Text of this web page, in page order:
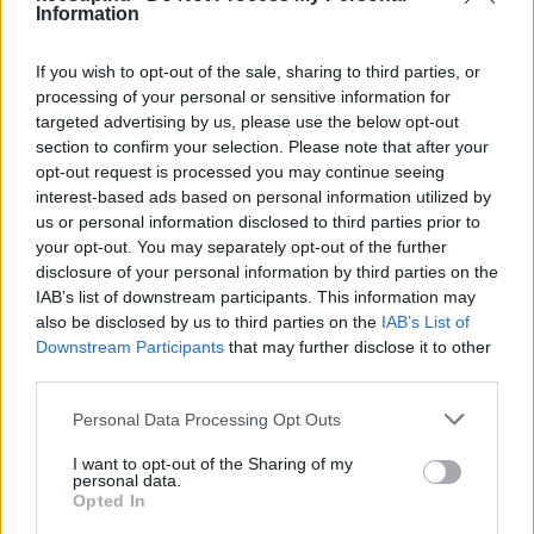
Information
If you wish to opt-out of the sale, sharing to third parties, or
processing of your personal or sensitive information for
targeted advertising by us, please use the below opt-out
section to confirm your selection. Please note that after your
opt-out request is processed you may continue seeing
interest-based ads based on personal information utilized by
us or personal information disclosed to third parties prior to
your opt-out. You may separately opt-out of the further
disclosure of your personal information by third parties on the
IAB’s list of downstream participants. This information may
also be disclosed by us to third parties on the IAB’s List of
Downstream Participants that may further disclose it to other
Please note that this website/app uses one or more Google
not limited to your visit or usage behaviour. You may click to
grant or deny consent to Google and its third-party tags to
use your data for below specified purposes in below Google
Personal Data Processing Opt Outs
I want to opt-out of the Sharing of my
personal data.
Opted In
„Arra vonatkozóan nincs és nem is lesz adat,
hogy az egyes jelöltek, jelölő szervezetek
pontosan hány darab ajánlást gyűjtöttek
vagy adtak le.”
A választási törvény szerint az országgyűlési
egyéni választókerületi választási irodák nem
számolják össze az összes leadott ajánlást, csak
az első 500 érvényeset, ami a választókerületi